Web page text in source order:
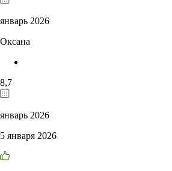
январь 2026
Оксана
8,7
январь 2026
5 января 2026